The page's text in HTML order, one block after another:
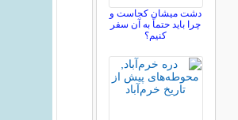
دشت میشان کجاست و
چرا باید حتماً به آن سفر
کنیم؟